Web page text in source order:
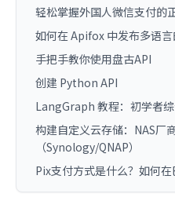
轻松掌握外国人微信支付的
如何在 Apifox 中发布多语言
手把手教你使用盘古API
创建 Python API
LangGraph 教程：初学者
构建自定义云存储：NAS厂
（Synology/QNAP）
Pix支付方式是什么？如何在